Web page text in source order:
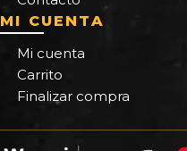
MI CUENTA
Mi cuenta
Carrito
Finalizar compra